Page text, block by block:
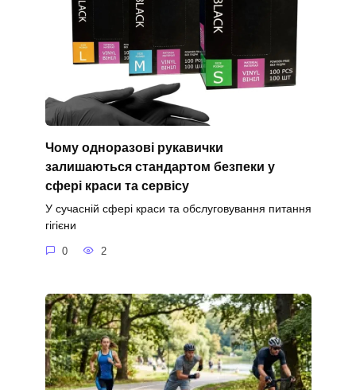
Чому одноразові рукавички
залишаються стандартом безпеки у
сфері краси та сервісу
У сучасній сфері краси та обслуговування питання
гігієни
0 2